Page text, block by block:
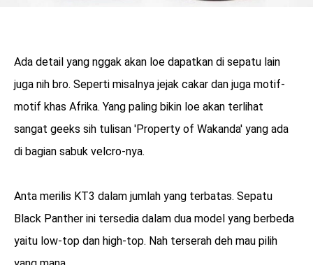
Ada detail yang nggak akan loe dapatkan di sepatu lain
juga nih bro. Seperti misalnya jejak cakar dan juga motif-
motif khas Afrika. Yang paling bikin loe akan terlihat
sangat geeks sih tulisan 'Property of Wakanda' yang ada
di bagian sabuk velcro-nya.
Anta merilis KT3 dalam jumlah yang terbatas. Sepatu
Black Panther ini tersedia dalam dua model yang berbeda
yaitu low-top dan high-top. Nah terserah deh mau pilih